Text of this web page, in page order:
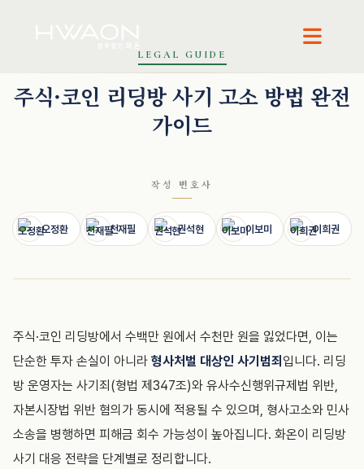
LEGAL GUIDE
주식·코인 리딩방 사기 고소 방법 완전
가이드
작성 변호사
오정환 천재필 권석현 이보미 이희권
주식·코인 리딩방에서 수백만 원에서 수천만 원을 잃었다면, 이는
단순한 투자 손실이 아니라 형사처벌 대상인 사기범죄 입니다. 리딩
방 운영자는 사기죄(형법 제347조)와 유사수신행위규제법 위반,
자본시장법 위반 혐의가 동시에 적용될 수 있으며, 형사고소와 민사
소송을 병행하면 피해금 회수 가능성이 높아집니다. 화온이 리딩방
사기 대응 전략을 단계별로 정리합니다.